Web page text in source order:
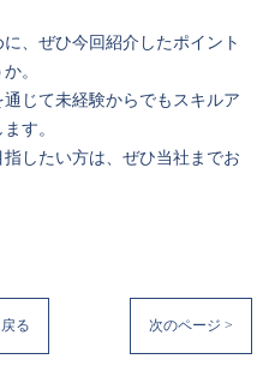
、ぜひ今回紹介したポイント
。
通じて未経験からでもスキルア
す。
したい方は、ぜひ当社までお
る 次のページ >